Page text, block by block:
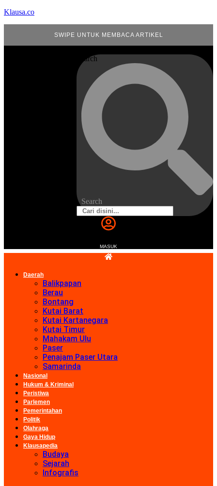
Klausa.co
SWIPE UNTUK MEMBACA ARTIKEL
Search
Search
MASUK
Daerah
Balikpapan
Berau
Bontang
Kutai Barat
Kutai Kartanegara
Kutai Timur
Mahakam Ulu
Paser
Penajam Paser Utara
Samarinda
Nasional
Hukum & Kriminal
Peristiwa
Parlemen
Pemerintahan
Politik
Olahraga
Gaya Hidup
Klausapedia
Budaya
Sejarah
Infografis